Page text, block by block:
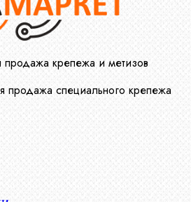
продажа крепежа и метизов
продажа специального крепежа